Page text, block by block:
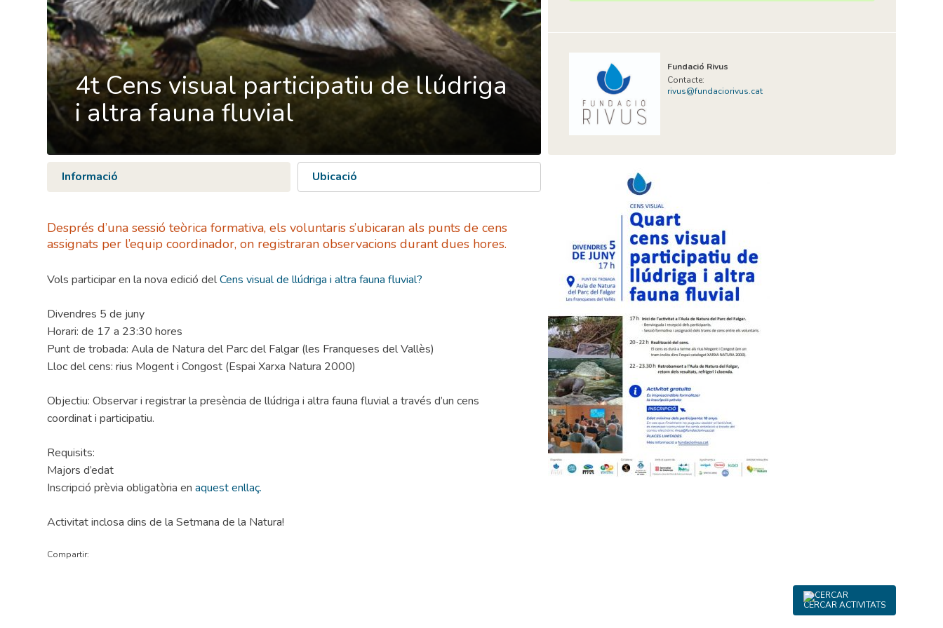
4t Cens visual participatiu de llúdriga
i altra fauna fluvial
Fundació Rivus
Contacte:
rivus@fundaciorivus.cat
Informació Ubicació
Després d’una sessió teòrica formativa, els voluntaris s’ubicaran als punts de cens
assignats per l’equip coordinador, on registraran observacions durant dues hores.
Vols participar en la nova edició delCens visual de llúdriga i altra fauna fluvial?
Divendres 5 de juny
Horari: de 17 a 23:30 hores
Punt de trobada: Aula de Natura del Parc del Falgar (les Franqueses del Vallès)
Lloc del cens: rius Mogent i Congost (Espai Xarxa Natura 2000)
Objectiu: Observar i registrar la presència de llúdriga i altra fauna fluvial a través d’un cens
coordinat i participatiu.
Requisits:
Majors d’edat
Inscripció prèvia obligatòria enaquest enllaç.
Activitat inclosa dins de la Setmana de la Natura!
Compartir:
CERCAR ACTIVITATS